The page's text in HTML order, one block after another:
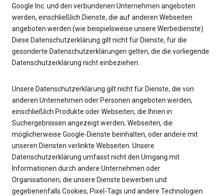
Google Inc. und den verbundenen Unternehmen angeboten
werden, einschließlich Dienste, die auf anderen Webseiten
angeboten werden (wie beispielsweise unsere Werbedienste).
Diese Datenschutzerklärung gilt nicht für Dienste, für die
gesonderte Datenschutzerklärungen gelten, die die vorliegende
Datenschutzerklärung nicht einbeziehen.
Unsere Datenschutzerklärung gilt nicht für Dienste, die von
anderen Unternehmen oder Personen angeboten werden,
einschließlich Produkte oder Webseiten, die Ihnen in
Suchergebnissen angezeigt werden, Webseiten, die
möglicherweise Google-Dienste beinhalten, oder andere mit
unseren Diensten verlinkte Webseiten. Unsere
Datenschutzerklärung umfasst nicht den Umgang mit
Informationen durch andere Unternehmen oder
Organisationen, die unsere Dienste bewerben und
gegebenenfalls Cookies, Pixel-Tags und andere Technologien